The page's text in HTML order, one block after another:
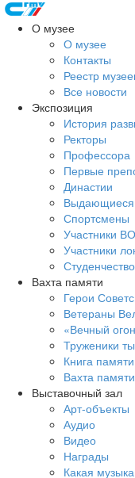
О музее
О музее
Контакты
Реестр
Все новости
Экспозиция
История
Ректоры
Профессора
Первые
Династии
Выдающиеся
Спортсмены
Участники
Участники
Студенчество
Вахта памяти
Герои
Ветераны
«Вечный
Труженики
Книга памяти
Вахта памяти
Выставочный зал
Арт-объекты
Аудио
Видео
Награды
Какая